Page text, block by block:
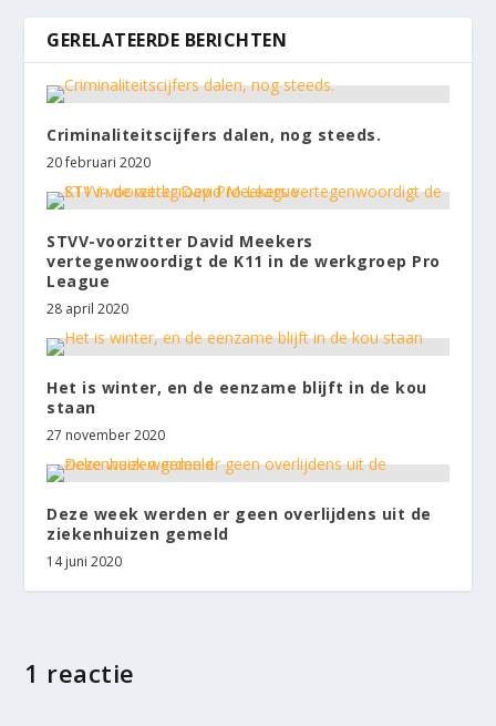
GERELATEERDE BERICHTEN
Criminaliteitscijfers dalen, nog steeds.
20 februari 2020
STVV-voorzitter David Meekers
vertegenwoordigt de K11 in de werkgroep Pro
League
28 april 2020
Het is winter, en de eenzame blijft in de kou
staan
27 november 2020
Deze week werden er geen overlijdens uit de
ziekenhuizen gemeld
14 juni 2020
1 reactie